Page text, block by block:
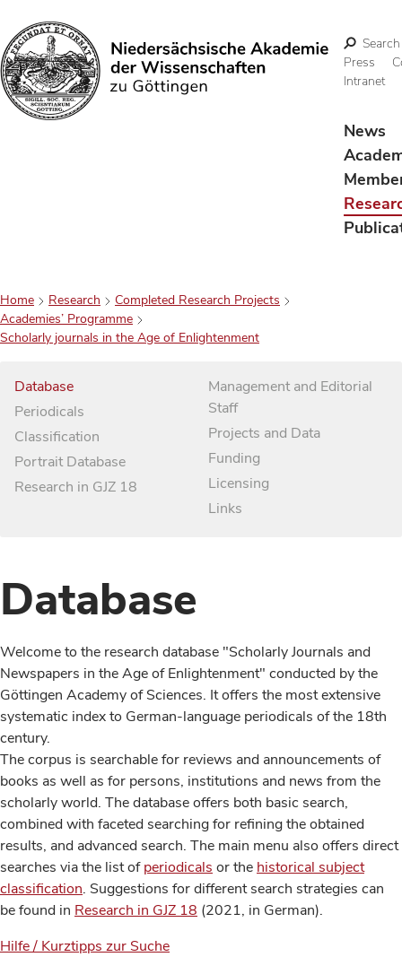
Search
Search
Press
Intranet
News
Home Research
Completed Research Projects
Academies’ Programme
Scholarly journals in the Age of Enlightenment
Database
Periodicals
Classification
Portrait Database
Research in GJZ 18
Management and Editorial
Staff
Projects and Data
Funding
Licensing
Links
Database
Welcome to the research database "Scholarly Journals and
Newspapers in the Age of Enlightenment" conducted by the
Göttingen Academy of Sciences. It offers the most extensive
systematic index to German-language periodicals of the 18th
century.
The corpus is searchable for reviews and announcements of
books as well as for persons, institutions and news from the
scholarly world. The database offers both basic search,
combined with faceted searching for refining the obtained
results, and advanced search. The main menu also offers direct
searches via the list ofperiodicals or the historical subject
classification. Suggestions for different search strategies can
be found in Research in GJZ 18 (2021, in German).
Hilfe / Kurztipps zur Suche